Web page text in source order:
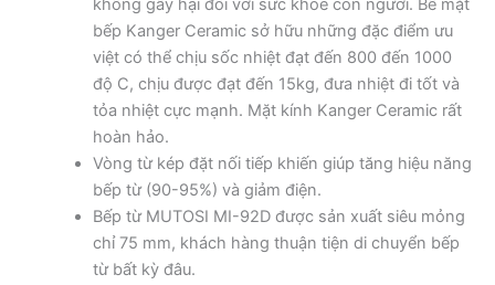
không gây hại đối với sức khỏe con người. Bề mặt
bếp Kanger Ceramic sở hữu những đặc điểm ưu
việt có thể chịu sốc nhiệt đạt đến 800 đến 1000
độ C, chịu được đạt đến 15kg, đưa nhiệt đi tốt và
tỏa nhiệt cực mạnh. Mặt kính Kanger Ceramic rất
hoàn hảo.
Vòng từ kép đặt nối tiếp khiến giúp tăng hiệu năng
bếp từ (90-95%) và giảm điện.
Bếp từ MUTOSI MI-92D được sản xuất siêu mỏng
chỉ 75 mm, khách hàng thuận tiện di chuyển bếp
từ bất kỳ đâu.